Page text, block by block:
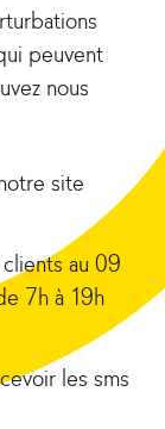
peuvent
nous
site
au 09
7h à 19h
les sms